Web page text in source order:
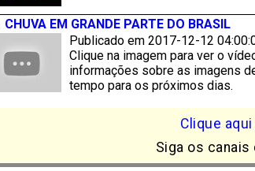
CHUVA EM GRANDE PARTE DO BRASIL
Publicado em 2017-12-12
Clique na imagem para ver o
informações sobre as imagens
tempo para os próximos dias.
Clique
Siga os